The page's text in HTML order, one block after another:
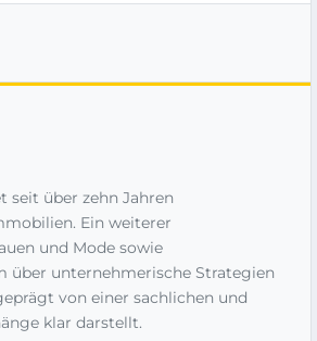
seit über zehn Jahren
Ein weiterer
und Mode sowie
über unternehmerische Strategien
von einer sachlichen und
klar darstellt.